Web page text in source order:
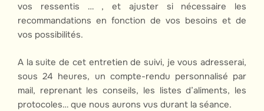
vos ressentis … , et ajuster si nécessaire les
recommandations en fonction de vos besoins et de
vos possibilités.
A la suite de cet entretien de suivi, je vous adresserai,
sous 24 heures, un compte-rendu personnalisé par
mail, reprenant les conseils, les listes d’aliments, les
protocoles… que nous aurons vus durant la séance.